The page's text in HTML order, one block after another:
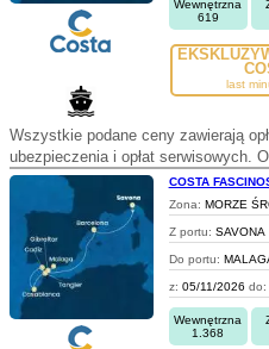
Wewnętrzna
619
last
Wszystkie podane ceny zawierają
ubezpieczenia i opłat serwisowych.
COSTA
Zona: MORZE
Z portu: SAVONA
Do portu:
z: 05/11/2026 do:
Wewnętrzna
1.368